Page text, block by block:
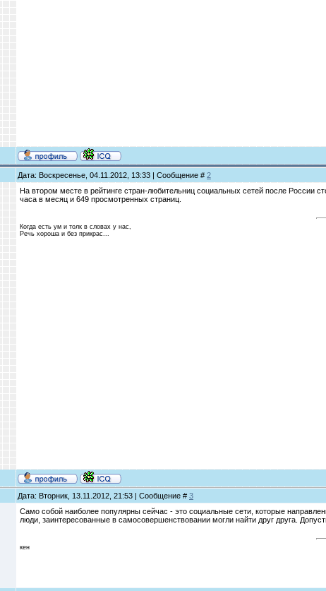
Дата: Воскресенье, 04.11.2012, 13:33 | Сообщение # 2
На втором месте в рейтинге стран-любительниц социальных сетей после России
часа в месяц и 649 просмотренных страниц.
Когда есть ум и толк в словах у нас,
Речь хороша и без прикрас...
Дата: Вторник, 13.11.2012, 21:53 | Сообщение # 3
Само собой наиболее популярны сейчас - это социальные сети, которые
люди, заинтересованные в самосовершенствовании могли найти друг друга.
кен